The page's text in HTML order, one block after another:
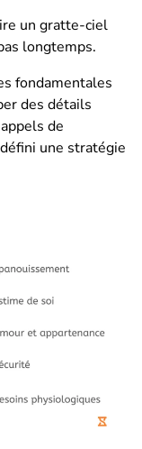
un gratte-ciel
longtemps.
fondamentales
des détails
de
une stratégie